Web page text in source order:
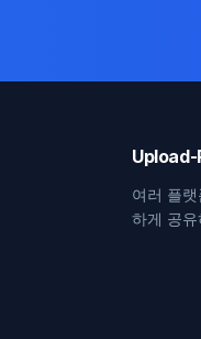
여러 플
하게 공유